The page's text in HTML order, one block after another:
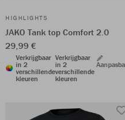
HIGHLIGHTS
JAKO Tank top Comfort 2.0
29,99 €
Verkrijgbaar
in 2
verschillende
kleuren
Verkrijgbaar
in 2
verschillende
kleuren